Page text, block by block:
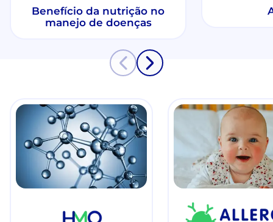
Benefício da nutrição no
manejo de doenças
View details View details